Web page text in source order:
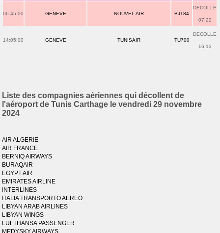
06:45:00 GENEVE NOUVEL AIR BJ184
DECOLLE
07:22
14:05:00 GENEVE TUNISAIR TU700
DECOLLE
16:13
Liste des compagnies aériennes qui décollent de
l'aéroport de Tunis Carthage le vendredi 29 novembre
2024
AIR ALGERIE
AIR FRANCE
BERNIQ AIRWAYS
BURAQAIR
EGYPT AIR
EMIRATES AIRLINE
INTERLINES
ITALIA TRANSPORTO AEREO
LIBYAN ARAB AIRLINES
LIBYAN WINGS
LUFTHANSA PASSENGER
MEDYSKY AIRWAYS